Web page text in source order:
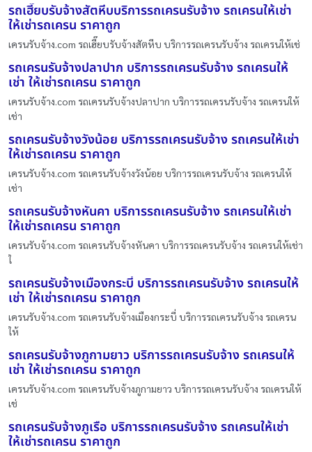
รถเฮี๊ยบรับจ้างสัตหีบบริการรถเครนรับจ้าง รถเครนให้เช่า
ให้เช่ารถเครน ราคาถูก
เครนรับจ้าง.com รถเฮี๊ยบรับจ้างสัตหีบ บริการรถเครนรับจ้าง รถเครนให้เช่
รถเครนรับจ้างปลาปาก บริการรถเครนรับจ้าง รถเครนให้
เช่า ให้เช่ารถเครน ราคาถูก
เครนรับจ้าง.com รถเครนรับจ้างปลาปาก บริการรถเครนรับจ้าง รถเครนให้
เช่า
รถเครนรับจ้างวังน้อย บริการรถเครนรับจ้าง รถเครนให้เช่า
ให้เช่ารถเครน ราคาถูก
เครนรับจ้าง.com รถเครนรับจ้างวังน้อย บริการรถเครนรับจ้าง รถเครนให้
เช่า
รถเครนรับจ้างหันคา บริการรถเครนรับจ้าง รถเครนให้เช่า
ให้เช่ารถเครน ราคาถูก
เครนรับจ้าง.com รถเครนรับจ้างหันคา บริการรถเครนรับจ้าง รถเครนให้เช่า
ใ
รถเครนรับจ้างเมืองกระบี่ บริการรถเครนรับจ้าง รถเครนให้
เช่า ให้เช่ารถเครน ราคาถูก
เครนรับจ้าง.com รถเครนรับจ้างเมืองกระบี่ บริการรถเครนรับจ้าง รถเครน
ให้
รถเครนรับจ้างภูกามยาว บริการรถเครนรับจ้าง รถเครนให้
เช่า ให้เช่ารถเครน ราคาถูก
เครนรับจ้าง.com รถเครนรับจ้างภูกามยาว บริการรถเครนรับจ้าง รถเครนให้
เช่
รถเครนรับจ้างภูเรือ บริการรถเครนรับจ้าง รถเครนให้เช่า
ให้เช่ารถเครน ราคาถูก